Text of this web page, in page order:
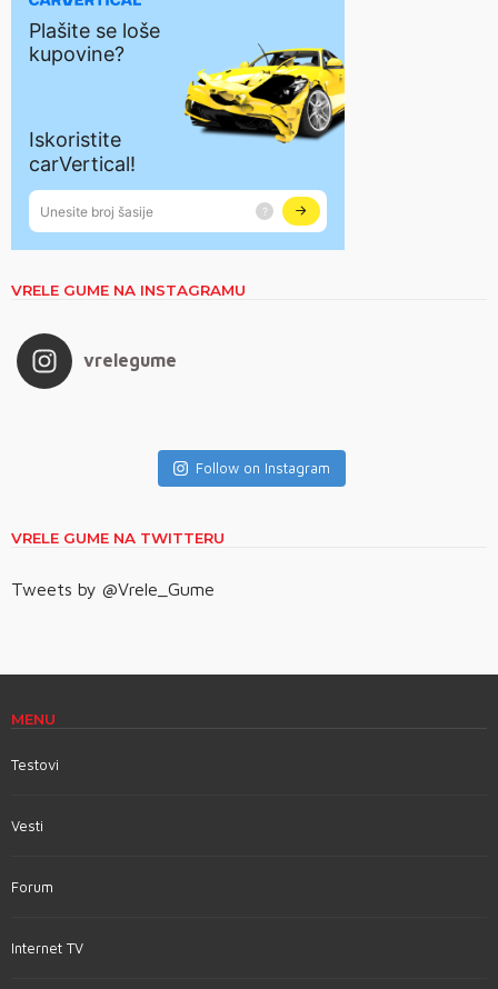
VRELE GUME NA INSTAGRAMU
vrelegume
Follow on Instagram
VRELE GUME NA TWITTERU
Tweets by @Vrele_Gume
MENU
Testovi
Vesti
Forum
Internet TV